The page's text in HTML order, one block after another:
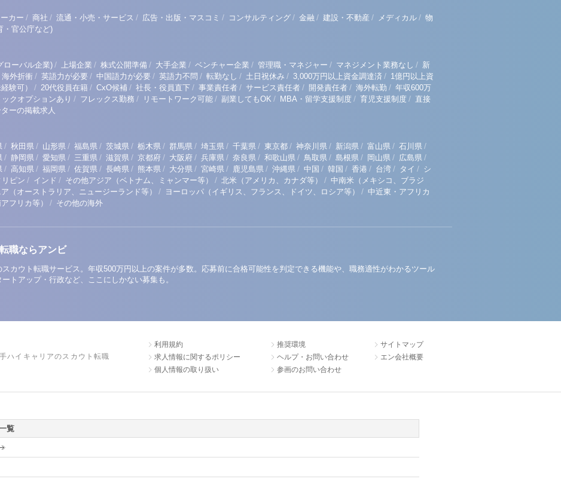
カー / 商社 / 流通・小売・サービス / 広告・出版・マスコミ / コンサルティング / 金融 / 建設・不動産 / メディカル / 物
・官公庁など)
ローバル企業) / 上場企業 / 株式公開準備 / 大手企業 / ベンチャー企業 / 管理職・マネジャー / マネジメント業務なし / 新
海外折衝 / 英語力が必要 / 中国語力が必要 / 英語力不問 / 転勤なし / 土日祝休み / 3,000万円以上資金調達済 / 1億円以上資
験可） / 20代役員在籍 / CxO候補 / 社長・役員直下 / 事業責任者 / サービス責任者 / 開発責任者 / 海外転勤 / 年収600万
ックオプションあり / フレックス勤務 / リモートワーク可能 / 副業してもOK / MBA・留学支援制度 / 育児支援制度 / 直接
ーの掲載求人
/ 秋田県 / 山形県 / 福島県 / 茨城県 / 栃木県 / 群馬県 / 埼玉県 / 千葉県 / 東京都 / 神奈川県 / 新潟県 / 富山県 / 石川県 /
/ 静岡県 / 愛知県 / 三重県 / 滋賀県 / 京都府 / 大阪府 / 兵庫県 / 奈良県 / 和歌山県 / 鳥取県 / 島根県 / 岡山県 / 広島県 /
/ 高知県 / 福岡県 / 佐賀県 / 長崎県 / 熊本県 / 大分県 / 宮崎県 / 鹿児島県 / 沖縄県 / 中国 / 韓国 / 香港 / 台湾 / タイ / シ
リピン / インド / その他アジア（ベトナム、ミャンマー等） / 北米（アメリカ、カナダ等） / 中南米（メキシコ、ブラジ
（オーストラリア、ニュージーランド等） / ヨーロッパ（イギリス、フランス、ドイツ、ロシア等） / 中近東・アフリカ
フリカ等）
/ その他の海外
職ならアンビ
カウト転職サービス。年収500万円以上の案件が多数。応募前に合格可能性を判定できる機能や、職務適性がわかるツール
トアップ・行政など、ここにしかない募集も。
ハイキャリアのスカウト転職
利用規約
求人情報に関するポリシー
個人情報の取り扱い
推奨環境
ヘルプ・お問い合わせ
参画のお問い合わせ
サイトマップ
エン会社概要
覧